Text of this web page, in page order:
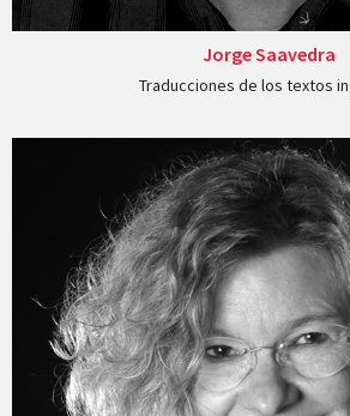
Jorge Saavedra
Traducciones de los textos